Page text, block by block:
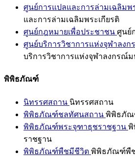
ศูนย์การแปลและการล่ามเฉลิมพ
และการล่ามเฉลิมพระเกียรติ
ศูนย์กฎหมายเพื่อประชาชน ศูนย์
ศูนย์บริการวิชาการแห่งจุฬาลง
บริการวิชาการแห่งจุฬาลงกรณ์ม
พิพิธภัณฑ์
นิทรรศสถาน นิทรรศสถาน
พิพิธภัณฑ์ชลทัศนสถาน พิพิธภัณ
พิพิธภัณฑ์พระจุฑาธุชราชฐาน พิ
ราชฐาน
พิพิธภัณฑ์พืชมีชีวิต พิพิธภัณฑ์พื